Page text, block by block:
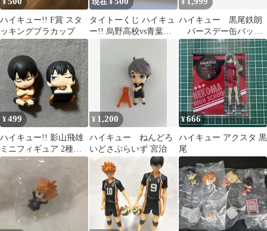
¥
ハイキュー!! F賞 スタ
ッキングプラカップ
現在 ¥
タイトーくじ ハイキュ
ー!! 烏野高校vs青葉城
¥
ハイキュー 黒尾鉄朗
バースデー缶バッジ
名場面ジオラマフィギ
ュア
¥499
ハイキュー!! 影山飛雄
ミニフィギュア 2種セ
ット
¥ 1,200
ハイキュー ねんどろ
いどさぷらいず 宮治
¥666
ハイキュー アクスタ 黒
尾